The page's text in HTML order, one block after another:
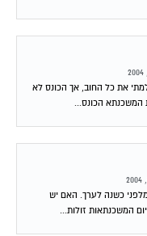
את כל החוב, אך הכונס לא
המשכנתא הכונס...
בריבית קבועה של 5.9 אחוז מלפני כשנה לערך. האם יש
המשכנתאות זולות...